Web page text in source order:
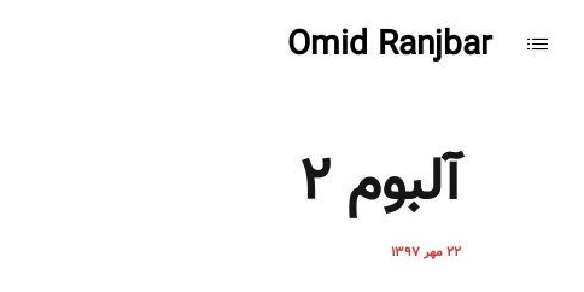
Omid Ranjbar
آلبوم 2
22 مهر 1397